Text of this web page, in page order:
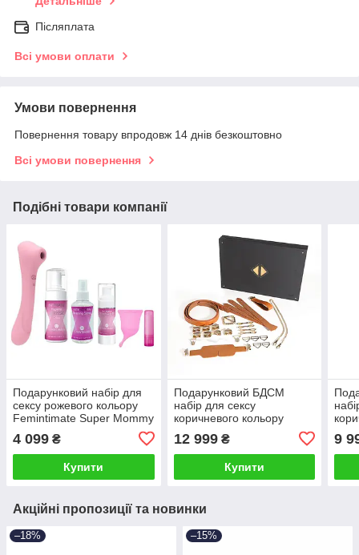
Післяплата
Всі умови оплати
Умови повернення
Повернення товару впродовж 14 днів безкоштовно
Всі умови повернення
Подібні товари компанії
Подарунковий набір для
сексу рожевого кольору
Femintimate Super Mommy
4 099 ₴
Купити
Подарунковий БДСМ
набір для сексу
коричневого кольору
Restraint Talla
12 999₴
Купити
Play
9
Акційні пропозиції та новинки
–18% –15%